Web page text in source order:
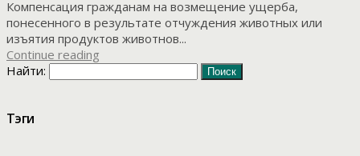
Компенсация гражданам на возмещение ущерба,
понесенного в результате отчуждения животных или
изъятия продуктов животнов...
Continue reading
Найти:
Тэги